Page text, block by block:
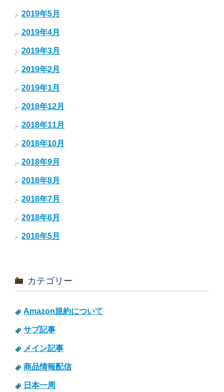
2019年5月
2019年4月
2019年3月
2019年2月
2019年1月
2018年12月
2018年11月
2018年10月
2018年9月
2018年8月
2018年7月
2018年6月
2018年5月
カテゴリー
Amazon規約について
サブ記事
メイン記事
商品情報配信
日本一周